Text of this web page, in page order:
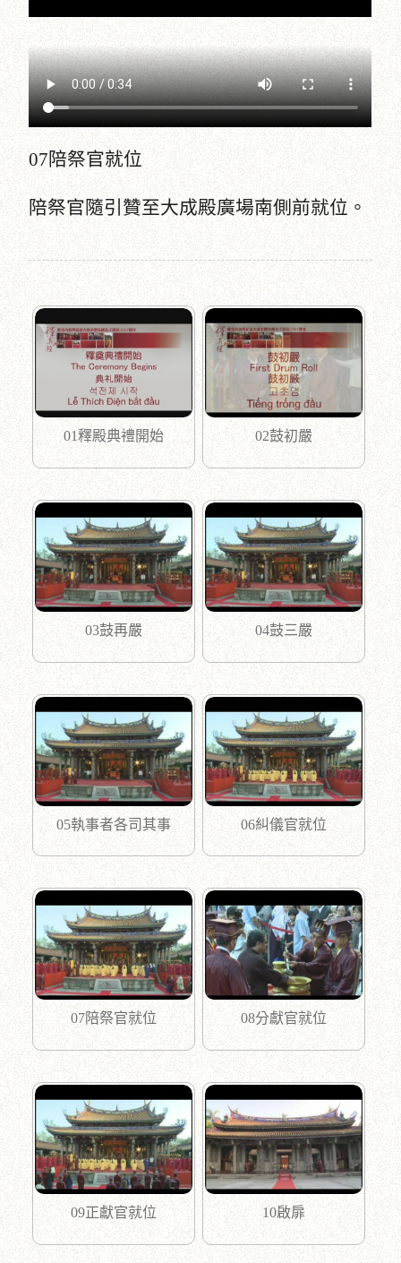
07陪祭官就位
陪祭官隨引贊至大成殿廣場南側前就位。
01釋殿典禮開始 02鼓初嚴
03鼓再嚴 04鼓三嚴
05執事者各司其事 06糾儀官就位
07陪祭官就位 08分獻官就位
09正獻官就位 10啟扉